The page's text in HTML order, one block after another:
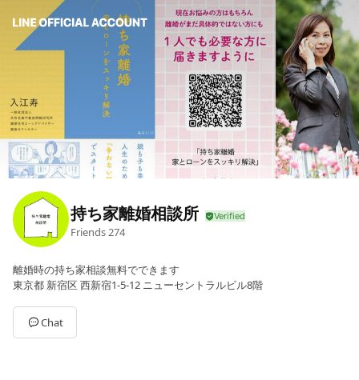
持ち家離婚相談所
Friends274
離婚時の持ち家相談無料でできます
東京都 新宿区 西新宿1-5-12 ニューセントラルビル8階
Chat